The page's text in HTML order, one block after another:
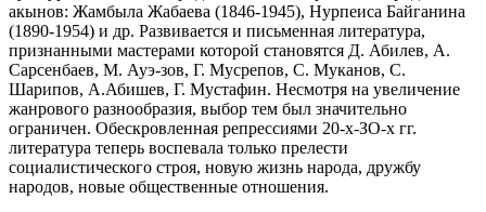
акынов: Жамбыла Жабаева (1846-1945), Нурпеиса Байганина
(1890-1954) и др. Развивается и письменная литература,
признанными мастерами которой становятся Д. Абилев, А.
Сарсенбаев, М. Ауэ-зов, Г. Мусрепов, С. Муканов, С.
Шарипов, А.Абишев, Г. Мустафин. Несмотря на увеличение
жанрового разнообразия, выбор тем был значительно
ограничен. Обескровленная репрессиями 20-х-ЗО-х гг.
литература теперь воспевала только прелести
социалистического строя, новую жизнь народа, дружбу
народов, новые общественные отношения.